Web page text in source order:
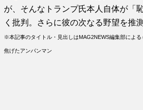
が、そんなトランプ氏本人自体が「
く批判。さらに彼の次なる野望を推
※本記事のタイトル・見出しはMAG2NEWS編集部による
焦げたアンパンマン